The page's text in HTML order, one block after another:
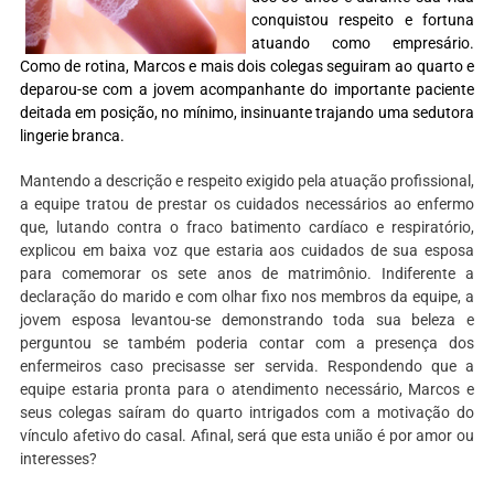
conquistou respeito e fortuna
atuando como empresário.
Como de rotina, Marcos e mais dois colegas seguiram ao quarto e
deparou-se com a jovem acompanhante do importante paciente
deitada em posição, no mínimo, insinuante trajando uma sedutora
lingerie branca.
Mantendo a descrição e respeito exigido pela atuação profissional,
a equipe tratou de prestar os cuidados necessários ao enfermo
que, lutando contra o fraco batimento cardíaco e respiratório,
explicou em baixa voz que estaria aos cuidados de sua esposa
para comemorar os sete anos de matrimônio. Indiferente a
declaração do marido e com olhar fixo nos membros da equipe, a
jovem esposa levantou-se demonstrando toda sua beleza e
perguntou se também poderia contar com a presença dos
enfermeiros caso precisasse ser servida. Respondendo que a
equipe estaria pronta para o atendimento necessário, Marcos e
seus colegas saíram do quarto intrigados com a motivação do
vínculo afetivo do casal. Afinal, será que esta união é por amor ou
interesses?